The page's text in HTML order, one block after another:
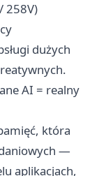
258V)
dużych
AI = realny
która
—
aplikacjach,